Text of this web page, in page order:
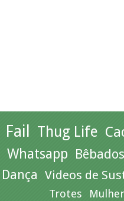
Fail Thug Life
Whatsapp Bêbados
Dança Videos de
Trotes